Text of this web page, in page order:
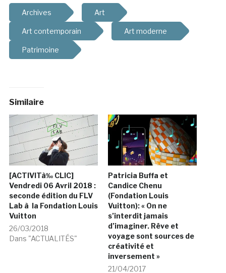
Archives Art
Art contemporain Art moderne
Patrimoine
Similaire
[ACTIVITà‰ CLIC]
Vendredi 06 Avril 2018 :
seconde édition du FLV
Lab à la Fondation Louis
Vuitton
26/03/2018
Dans "ACTUALITÉS"
Patricia Buffa et
Candice Chenu
(Fondation Louis
Vuitton): « On ne
s’interdit jamais
d’imaginer. Rêve et
voyage sont sources de
créativité et
inversement »
21/04/2017